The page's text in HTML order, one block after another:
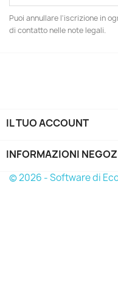
Puoi annullare l'iscrizione in
di contatto nelle note legali.
IL TUO ACCOUNT
INFORMAZIONI
© 2026 - Software di